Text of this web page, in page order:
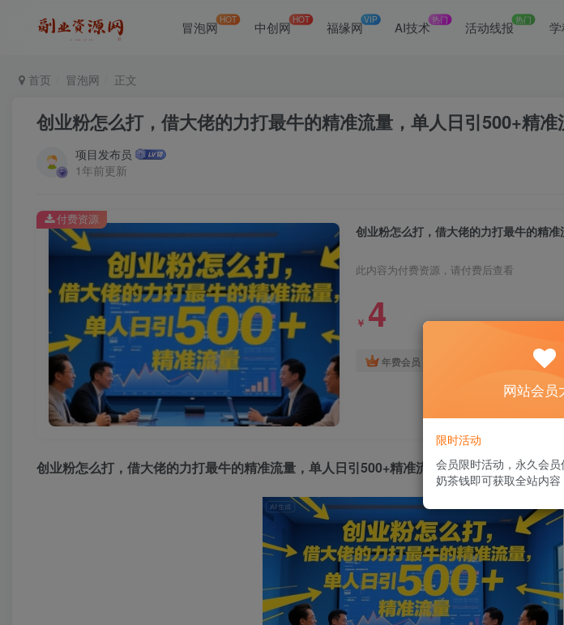
冒泡网 HOT 中创网 HOT 福缘网VIP AI技术热门 活动线报热门
首页 冒泡网 正文
创业粉怎么打，借大佬的力打最牛的精准流量，单人日引500+精准
项目发布员
1年前更新
创业粉怎么打，借大佬的力打最牛的精
此内容为付费资源，请付费后查看
￥ 4
年费会员 免费
付费资源
创业粉怎么打，借大佬的力打最牛的精准流量，单人日引500+精准流量
网站会员
限时活动
会员限时活动，永久会员
奶茶钱即可获取全站内容